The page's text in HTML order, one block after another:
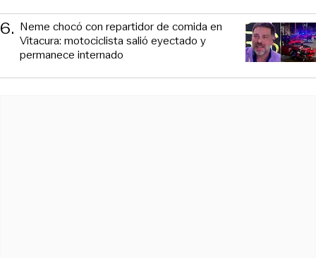
6. Neme chocó con repartidor de comida en
Vitacura: motociclista salió eyectado y
permanece internado